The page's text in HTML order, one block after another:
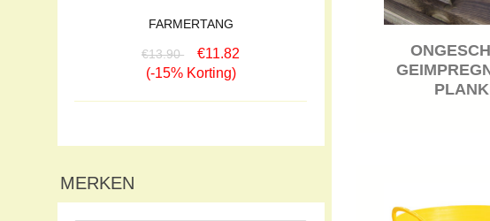
FARMERTANG
€13.90
€11.82
(-15% Korting)
MERKEN